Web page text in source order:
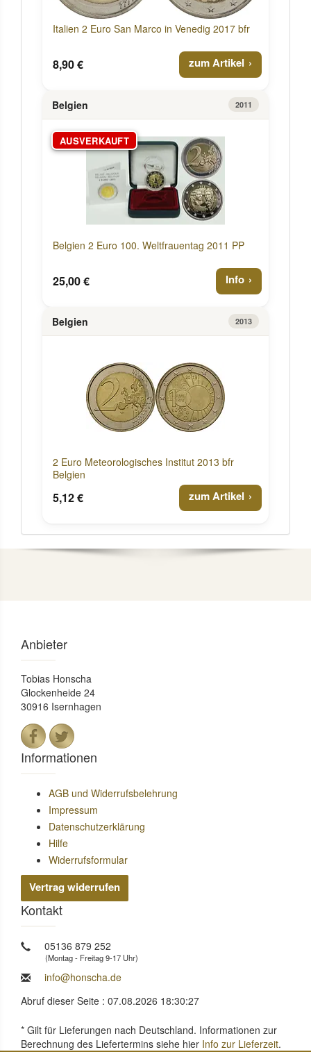
Italien 2 Euro San Marco in Venedig 2017 bfr
8,90 € zum Artikel
Belgien 2011
AUSVERKAUFT
Belgien 2 Euro 100. Weltfrauentag 2011 PP
25,00 € Info
Belgien 2013
2 Euro Meteorologisches Institut 2013 bfr
Belgien
5,12 € zum Artikel
Anbieter
Tobias Honscha
Glockenheide 24
30916 Isernhagen
Informationen
AGB und Widerrufsbelehrung
Impressum
Datenschutzerklärung
Hilfe
Widerrufsformular
Vertrag widerrufen
Kontakt
05136 879 252
(Montag - Freitag 9-17 Uhr)
info@honscha.de
Abruf dieser Seite : 07.08.2026 18:30:27
* Gilt für Lieferungen nach Deutschland. Informationen zur
Berechnung des Liefertermins siehe hier Info zur Lieferzeit.